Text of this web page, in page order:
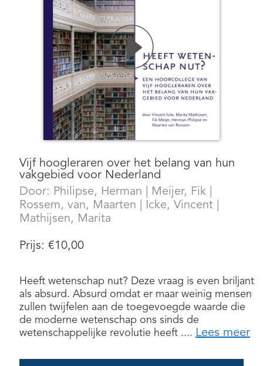
Vijf hoogleraren over het belang van hun
vakgebied voor Nederland
Door: Philipse, Herman Meijer, Fik
Rossem, van, Maarten
Icke, Vincent
Mathijsen, Marita
Prijs: €10,00
Heeft wetenschap nut? Deze vraag is even briljant
als absurd. Absurd omdat er maar weinig mensen
zullen twijfelen aan de toegevoegde waarde die
de moderne wetenschap ons sinds de
wetenschappelijke revolutie heeft .... Lees meer